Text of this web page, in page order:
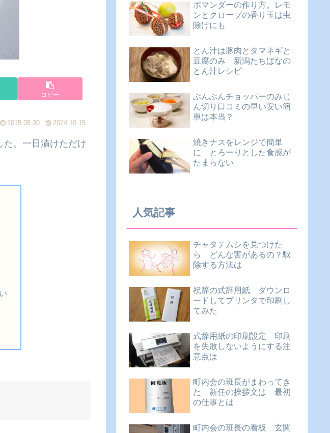
コピー
2015.05.30 2024.10.15
た。一日漬けただけ
ポマンダーの作り方。レモ
ンとクローブの香り玉は虫
除けにも
とん汁は豚肉とタマネギと
豆腐のみ 新潟たちばなの
とん汁レシピ
ぶんぶんチョッパーのみじ
ん切り口コミの早い安い簡
単は本当？
焼きナスをレンジで簡単
に とろーりとした食感が
たまらない
人気記事
チャタテムシを見つけた
ら どんな害があるの？駆
除する方法は
祝辞の式辞用紙 ダウンロ
ードしてプリンタで印刷し
てみた
式辞用紙の印刷設定 印刷
を失敗しないようにする注
意点は
町内会の班長がまわってき
た 新任の挨拶文は 最初
の仕事とは
町内会の班長の看板 玄関